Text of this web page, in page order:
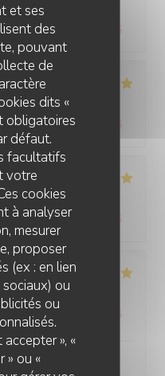
et ses
des
pouvant
de
dits «
obligatoires
défaut.
facultatifs
votre
cookies
à analyser
mesurer
proposer
(ex : en lien
ou
ou
», «
» ou «
:5/5 Qualité / Prix /5
:5/5 Qualité / Prix
: 5/5 Qualité / Prix
/5 Qualité / Prix /5
votre restaurant